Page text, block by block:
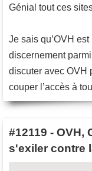
Génial tout ces
Je sais qu’OVH
discernement
discuter avec OVH
couper l’accès à
#12119 - OVH,
s'exiler contre